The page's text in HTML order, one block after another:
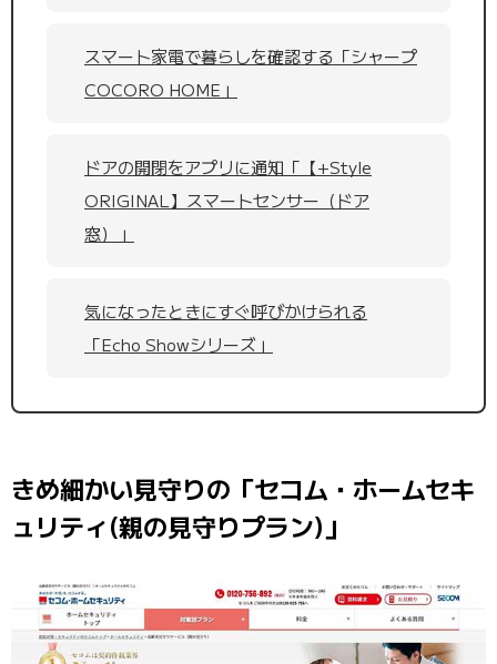
スマート家電で暮らしを確認する「シャープ
COCORO HOME」
ドアの開閉をアプリに通知「【+Style
ORIGINAL】スマートセンサー（ドア
窓）」
気になったときにすぐ呼びかけられる
「Echo Showシリーズ」
きめ細かい見守りの「セコム・ホームセキ
ュリティ(親の見守りプラン)」